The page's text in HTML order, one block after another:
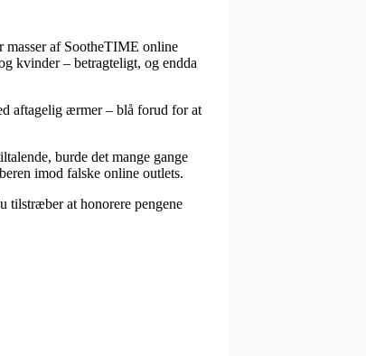
masser af SootheTIME online
kvinder – betragteligt, og endda
aftagelig ærmer – blå forud for at
burde det mange gange
imod falske online outlets.
tilstræber at honorere pengene